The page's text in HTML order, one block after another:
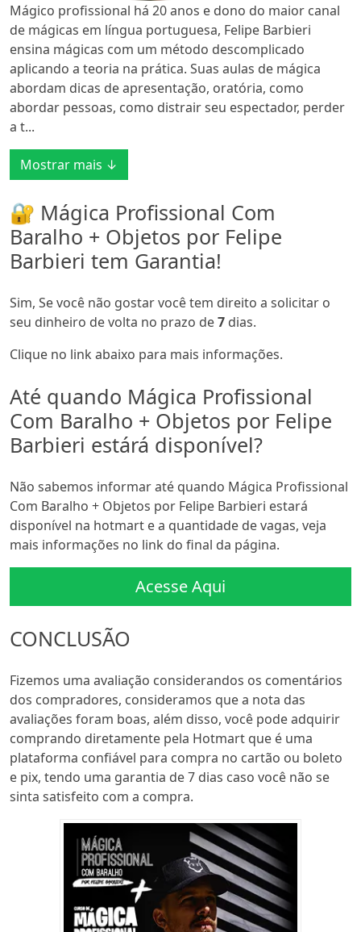
Mágico profissional há 20 anos e dono do maior canal
de mágicas em língua portuguesa, Felipe Barbieri
ensina mágicas com um método descomplicado
aplicando a teoria na prática. Suas aulas de mágica
abordam dicas de apresentação, oratória, como
abordar pessoas, como distrair seu espectador, perder
a t...
Mostrar mais ↓
🔐 Mágica Profissional Com
Baralho + Objetos por Felipe
Barbieri tem Garantia!
Sim, Se você não gostar você tem direito a solicitar o
seu dinheiro de volta no prazo de7 dias.
Clique no link abaixo para mais informações.
Até quando Mágica Profissional
Com Baralho + Objetos por Felipe
Barbieri estárá disponível?
Não sabemos informar até quando Mágica Profissional
Com Baralho + Objetos por Felipe Barbieri estará
disponível na hotmart e a quantidade de vagas, veja
mais informações no link do final da página.
Acesse Aqui
CONCLUSÃO
Fizemos uma avaliação considerandos os comentários
dos compradores, consideramos que a nota das
avaliações foram boas, além disso, você pode adquirir
comprando diretamente pela Hotmart que é uma
plataforma confiável para compra no cartão ou boleto
e pix, tendo uma garantia de 7 dias caso você não se
sinta satisfeito com a compra.